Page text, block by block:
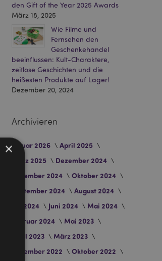
den Gift of the Year 2025 Awards
März 18, 2025
Wie Filme und
Fernsehen den
Geschenkehandel
beeinflussen: Kult-Charaktere,
zeitlose Geschichten und die
heißesten Produkte auf Lager!
Dezember 20, 2024
Archivieren
Januar 2026
April 2025
März 2025
Dezember 2024
November 2024
Oktober 2024
September 2024
August 2024
Juli 2024
Juni 2024
Mai 2024
Februar 2024
Mai 2023
April 2023
März 2023
November 2022
Oktober 2022
×